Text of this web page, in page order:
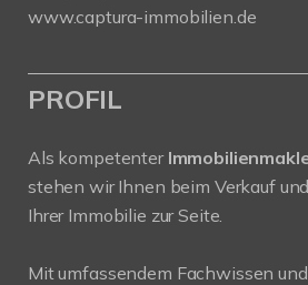
www.captura-immobilien.de
PROFIL
Als kompetenter
stehen wir Ihnen beim Verkauf
Ihrer Immobilie zur Seite.
Mit umfassendem Fachwissen